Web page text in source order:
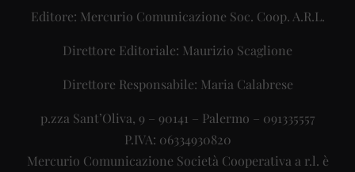
Editore: Mercurio Comunicazione Soc. Coop. A.R.L.
Direttore Editoriale: Maurizio Scaglione
Direttore Responsabile: Maria Calabrese
p.zza Sant’Oliva, 9 – 90141 – Palermo – 091335557
P.IVA: 06334930820
Mercurio Comunicazione Società Cooperativa a r.l. è